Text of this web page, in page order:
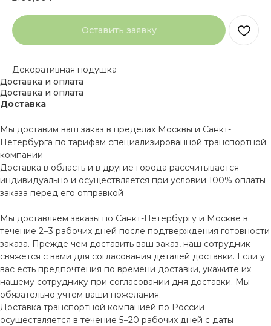
Оставить заявку
Декоративная подушка
Доставка и оплата
Доставка и оплата
Доставка
Мы доставим ваш заказ в пределах Москвы и Санкт-
Петербурга по тарифам специализированной транспортной
компании
Доставка в область и в другие города рассчитывается
индивидуально и осуществляется при условии 100% оплаты
заказа перед его отправкой
Мы доставляем заказы по Санкт-Петербургу и Москве в
течение 2−3 рабочих дней после подтверждения готовности
заказа. Прежде чем доставить ваш заказ, наш сотрудник
свяжется с вами для согласования деталей доставки. Если у
вас есть предпочтения по времени доставки, укажите их
нашему сотруднику при согласовании дня доставки. Мы
обязательно учтем ваши пожелания.
Доставка транспортной компанией по России
осуществляется в течение 5−20 рабочих дней с даты